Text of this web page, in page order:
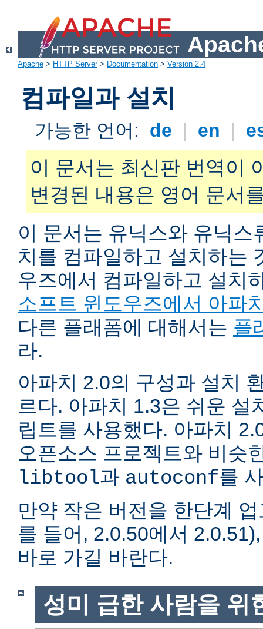
Apache > HTTP Server> Documentation > Version 2.4
컴파일과 설치
가능한 언어: de | en |
이 문서는 최신판 번역이
변경된 내용은 영어 문서
이 문서는 유닉스와 유닉스
치를 컴파일하고 설치하는
우즈에서 컴파일하고 설치
소프트 윈도우즈에서 아파
다른 플래폼에 대해서는 플
라.
아파치 2.0의 구성과 설치
르다. 아파치 1.3은 쉬운 설
립트를 사용했다. 아파치
오픈소스 프로젝트와 비슷
libtool과 autoconf를
만약 작은 버전을 한단계
를 들어, 2.0.50에서
바로 가길 바란다.
성미 급한 사람을 위